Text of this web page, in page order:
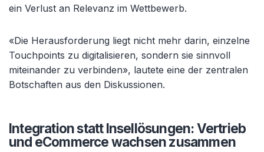
ein Verlust an Relevanz im Wettbewerb.
«Die Herausforderung liegt nicht mehr darin, einzelne
Touchpoints zu digitalisieren, sondern sie sinnvoll
miteinander zu verbinden», lautete eine der zentralen
Botschaften aus den Diskussionen.
Integration statt Insellösungen: Vertrieb
und eCommerce wachsen zusammen